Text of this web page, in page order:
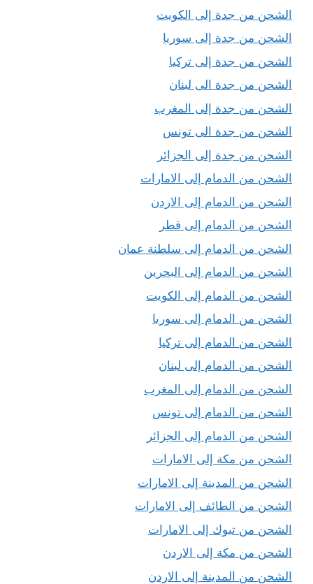
الشحن من جدة إلى الكويت
الشحن من جدة إلى سوريا
الشحن من جدة إلى تركيا
الشحن من جدة الى لبنان
الشحن من جدة إلى المغرب
الشحن من جدة الى تونس
الشحن من جدة إلى الجزائر
الشحن من الدمام إلى الامارات
الشحن من الدمام إلى الاردن
الشحن من الدمام إلى قطر
الشحن من الدمام إلى سلطنة عمان
الشحن من الدمام إلى البحرين
الشحن من الدمام إلى الكويت
الشحن من الدمام إلى سوريا
الشحن من الدمام إلى تركيا
الشحن من الدمام إلى لبنان
الشحن من الدمام إلى المغرب
الشحن من الدمام إلى تونس
الشحن من الدمام إلى الجزائر
الشحن من مكة إلى الامارات
الشحن من المدينة إلى الامارات
الشحن من الطائف إلى الامارات
الشحن من تبوك إلى الامارات
الشحن من مكة إلى الاردن
الشحن من المدينة إلى الاردن